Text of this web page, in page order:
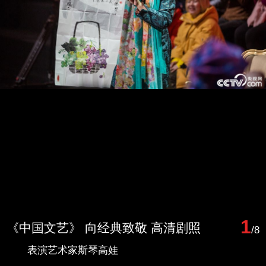
《中国文艺》 向经典致敬 高清剧照 1/8
表演艺术家斯琴高娃